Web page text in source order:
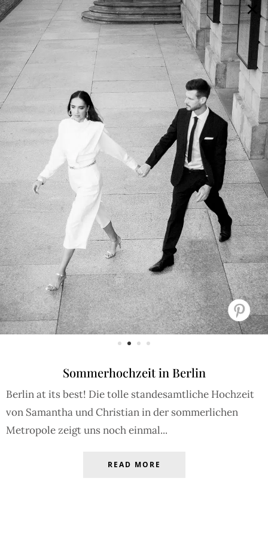
×
Sommerhochzeit in Berlin
Berlin at its best! Die tolle standesamtliche Hochzeit
von Samantha und Christian in der sommerlichen
Metropole zeigt uns noch einmal...
GALERIE SELECTION BRAUTMODE SHOP IT JOURNAL
Array ( [0] => extra_args [1] => Array ( [post__not_in] =>
Array ( [0] => 92636 ) ) )